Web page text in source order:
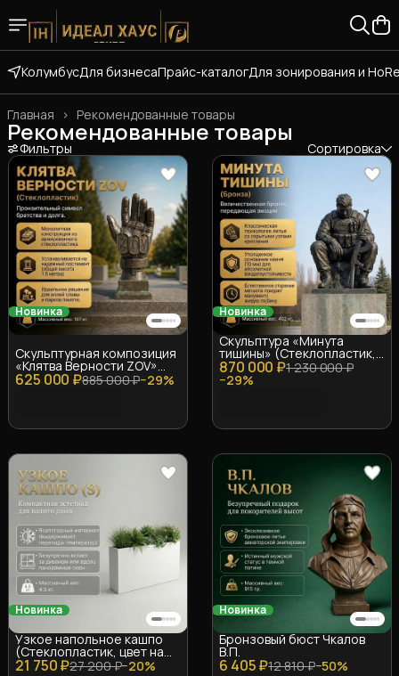
КолумбусДля бизнесаПрайс-каталогДля зонирования и
Рекомендованные товары
Главная ›
Рекомендованные товары
Фильтры Сортировка
Новинка
625 000 ₽885 000 ₽−29%
Скульптурная композиция
«Клятва Верности ZOV»
(Стеклопластик, 1.5 м)
Новинка
870 000 ₽1 230 000 ₽
−29%
Скульптура «Минута
тишины» (Стеклопластик,
1.3 м)
Новинка
21 750 ₽27 200 ₽−20%
Узкое напольное кашпо
(Стеклопластик, цвет на
выбор)
Новинка
6 405 ₽12 810 ₽−50%
Бронзовый бюст Чкалов
В.П.